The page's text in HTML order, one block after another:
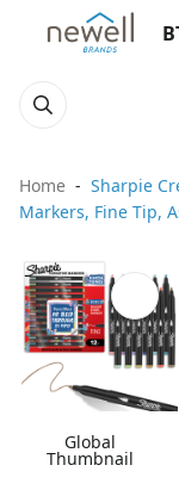
Home
Sharpie
Markers, Fine Tip,
Global
Thumbnail